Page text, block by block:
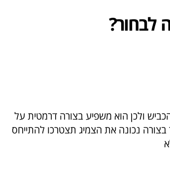
לבחור?
ולכן הוא משפיע בצורה דרמטית על
בצורה נכונה את הצמיג תצטרכו להתייחס